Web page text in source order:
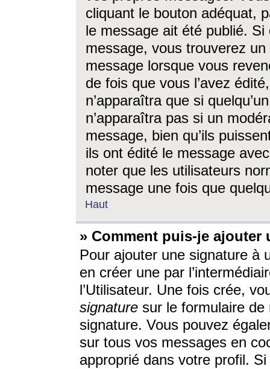
cliquant le bouton adéquat,
le message ait été publié. Si
message, vous trouverez
message lorsque vous
de fois que vous l’avez
n’apparaîtra que si
n’apparaîtra pas si un
message, bien qu’ils
ils ont édité le message
noter que les utilisateurs
message une fois que
Haut
» Comment puis-je ajouter
Pour ajouter une signature à
en créer une par
l’Utilisateur. Une fois crée,
signature sur le formulaire de
signature. Vous pouvez
sur tous vos messages en
approprié dans votre profil.